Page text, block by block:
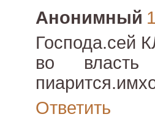
Анонимный
Господа.сей
во
Ответить